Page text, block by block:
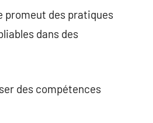
promeut des pratiques
dans des
des compétences